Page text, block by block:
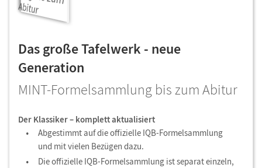
Das große Tafelwerk - neue
Generation
MINT-Formelsammlung bis zum Abitur
Der Klassiker – komplett aktualisiert
Abgestimmt auf die offizielle IQB-Formelsammlung
und mit vielen Bezügen dazu.
Die offizielle IQB-Formelsammlung ist separat einzeln,